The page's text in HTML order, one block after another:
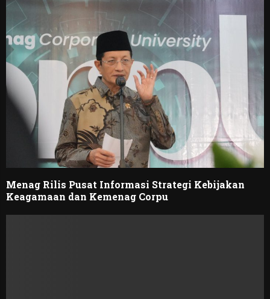
Menag Rilis Pusat Informasi Strategi Kebijakan
Keagamaan dan Kemenag Corpu